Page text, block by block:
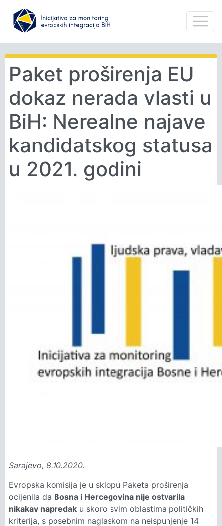
Paket proširenja EU
dokaz nerada vlasti u
BiH: Nerealne najave
kandidatskog statusa
u 2021. godini
Sarajevo, 8.10.2020.
Evropska komisija je u sklopu Paketa proširenja
ocijenila da Bosna i Hercegovina nije ostvarila
nikakav napredak u skoro svim oblastima političkih
kriterija, s posebnim naglaskom na neispunjenje 14